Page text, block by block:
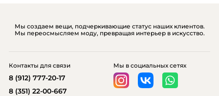
Мы создаем вещи, подчеркивающие статус наших клиентов.
Мы переосмысляем моду, превращая интерьер в искусство.
Мы в социальных сетях
Контакты для связи
8 (912) 777-20-17
8 (351) 22-00-667